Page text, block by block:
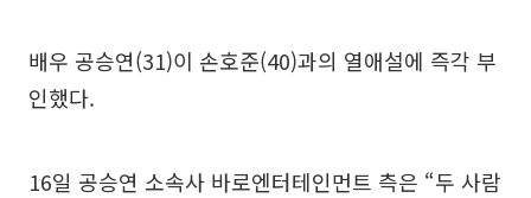
배우 공승연(31)이 손호준(40)과의 열애설에 즉각 부
인했다.
16일 공승연 소속사 바로엔터테인먼트 측은 “두 사람